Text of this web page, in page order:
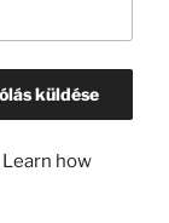
Learn how